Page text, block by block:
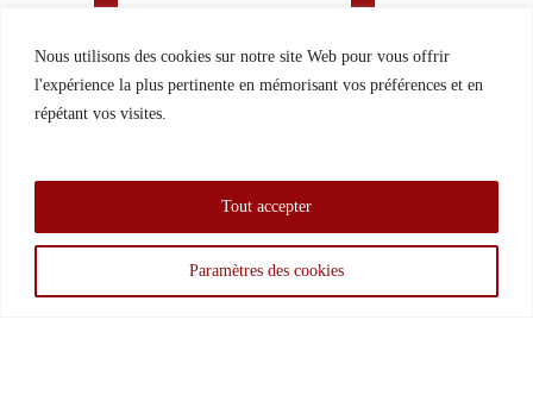
Nous utilisons des cookies sur notre site Web pour vous offrir
l'expérience la plus pertinente en mémorisant vos préférences et en
répétant vos visites.
Paramètres des cookies
Tout accepter